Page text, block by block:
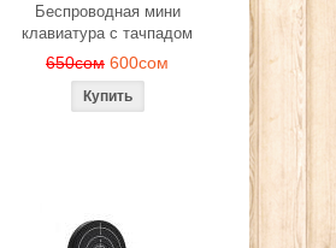
Беспроводная мини
клавиатура с тачпадом
650сом 600сом